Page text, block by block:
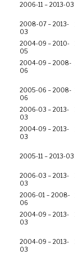
2006-11 – 2013-03
2008-07 – 2013-
03
2004-09 – 2010-
05
2004-09 – 2008-
06
2005-06 – 2008-
06
2006-03 – 2013-
03
2004-09 – 2013-
03
2005-11 – 2013-03
2006-03 – 2013-
03
2006-01 – 2008-
06
2004-09 – 2013-
03
2004-09 – 2013-
03